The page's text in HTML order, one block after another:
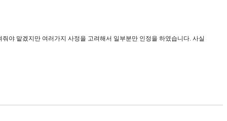
야 맡겠지만 여러가지 사정을 고려해서 일부분만 인정을 하였습니다. 사실